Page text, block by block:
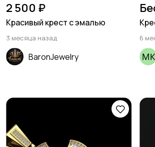
2 500 ₽
Красивый крест с эмалью
3 месяца назад
BaronJewelry
6